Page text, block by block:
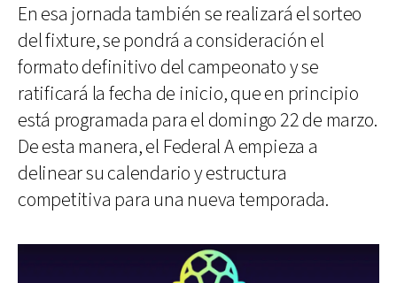
En esa jornada también se realizará el sorteo
del fixture, se pondrá a consideración el
formato definitivo del campeonato y se
ratificará la fecha de inicio, que en principio
está programada para el domingo 22 de marzo.
De esta manera, el Federal A empieza a
delinear su calendario y estructura
competitiva para una nueva temporada.